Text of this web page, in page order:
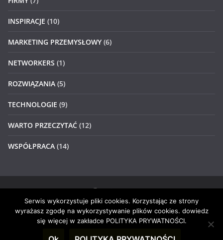
INSPIRACJE (10)
MARKETING PRZEMYSŁOWY (6)
NETWORKERS (1)
ROZWIĄZANIA (5)
TECHNOLOGIE (9)
WARTO PRZECZYTAĆ (12)
WSPÓŁPRACA (14)
Prawa autorskie © 2026#4networkers. Wszystkie prawa
zastrzeżone.
Serwis wykorzystuje pliki cookies. Korzystając ze strony
wyrażasz zgodę na wykorzystywanie plików cookies. dowiedz
się więcej w zakładce POLITYKA PRYWATNOŚCI.